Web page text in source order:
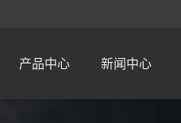
产品中心 新闻中心